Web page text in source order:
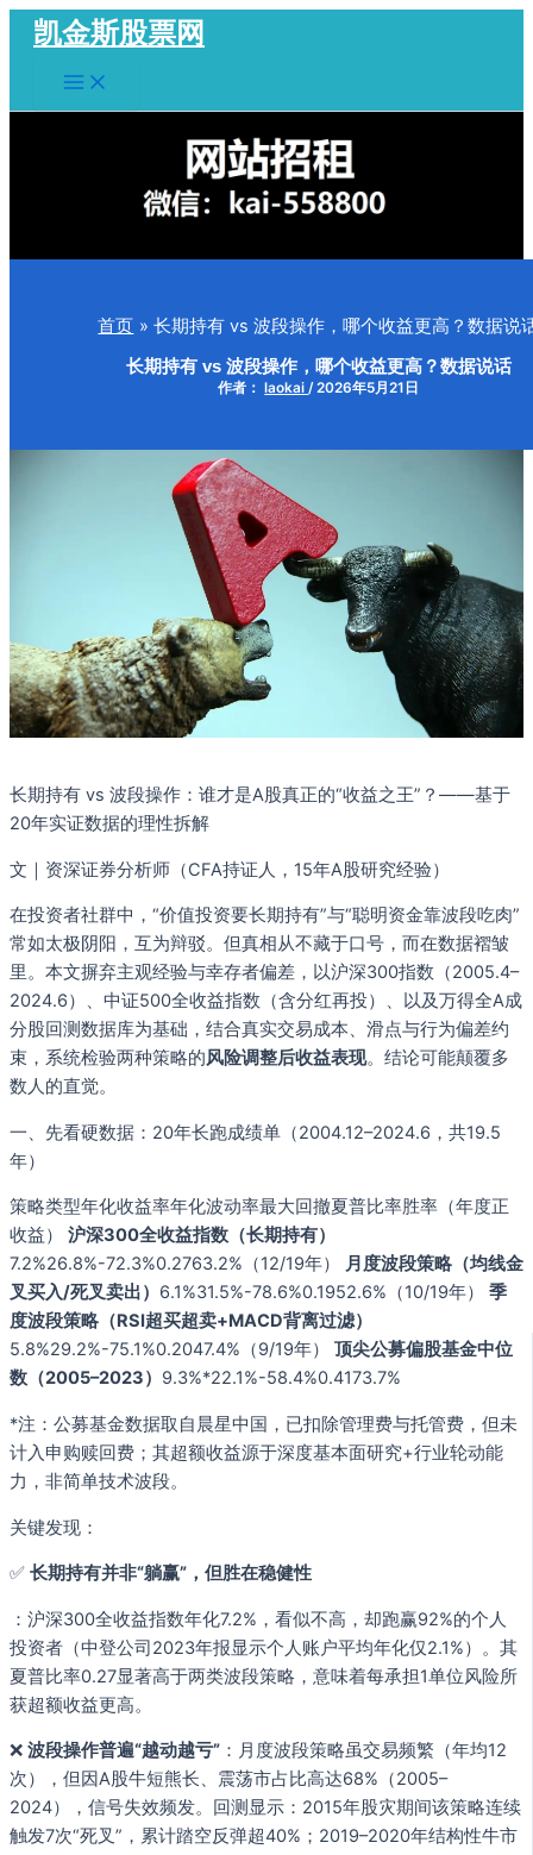
容
凯金斯股票网
Main
Menu
首页 长期持有 vs 波段操作，哪个收益更高？数据说
长期持有 vs 波段操作，哪个收益更高？数据说话
作者： laokai /2026年5月21日
长期持有 vs 波段操作：谁才是A股真正的“收益之王”？——基于
20年实证数据的理性拆解
文｜资深证券分析师（CFA持证人，15年A股研究经验）
在投资者社群中，“价值投资要长期持有”与“聪明资金靠波段吃肉”
常如太极阴阳，互为辩驳。但真相从不藏于口号，而在数据褶皱
里。本文摒弃主观经验与幸存者偏差，以沪深300指数（2005.4–
2024.6）、中证500全收益指数（含分红再投）、以及万得全A成
分股回测数据库为基础，结合真实交易成本、滑点与行为偏差约
束，系统检验两种策略的风险调整后收益表现。结论可能颠覆多
数人的直觉。
一、先看硬数据：20年长跑成绩单（2004.12–2024.6，共19.5
年）
策略类型年化收益率年化波动率最大回撤夏普比率胜率（年度正
收益） 沪深300全收益指数（长期持有）
7.2%26.8%-72.3%0.2763.2%（12/19年）
月度波段策略（均线金
叉买入/死叉卖出） 6.1%31.5%-78.6%0.1952.6%（10/19年） 季
度波段策略（RSI超买超卖+MACD背离过滤）
5.8%29.2%-75.1%0.2047.4%（9/19年） 顶尖公募偏股基金中位
数（2005–2023） 9.3%*22.1%-58.4%0.4173.7%
*注：公募基金数据取自晨星中国，已扣除管理费与托管费，但未
计入申购赎回费；其超额收益源于深度基本面研究+行业轮动能
力，非简单技术波段。
关键发现：
✅ 长期持有并非“躺赢”，但胜在稳健性
：沪深300全收益指数年化7.2%，看似不高，却跑赢92%的个人
投资者（中登公司2023年报显示个人账户平均年化仅2.1%）。其
夏普比率0.27显著高于两类波段策略，意味着每承担1单位风险所
获超额收益更高。
❌ 波段操作普遍“越动越亏” ：月度波段策略虽交易频繁（年均12
次），但因A股牛短熊长、震荡市占比高达68%（2005–
2024），信号失效频发。回测显示：2015年股灾期间该策略连续
触发7次“死叉”，累计踏空反弹超40%；2019–2020年结构性牛市